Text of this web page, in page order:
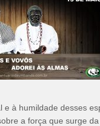
e à humildade desses
a força que surge